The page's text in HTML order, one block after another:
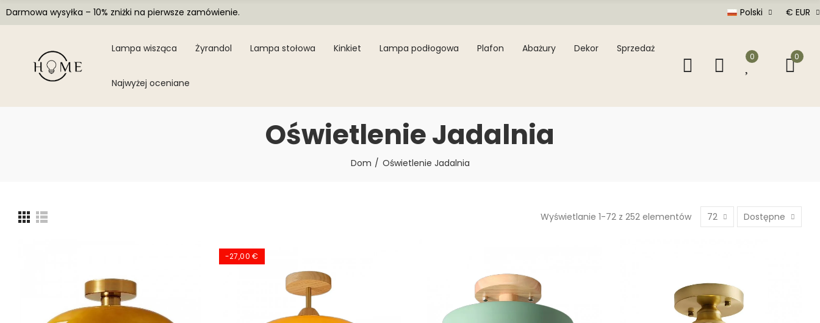
Darmowa wysyłka – 10% zniżki na pierwsze zamówienie. Polski € EUR
Lampa wisząca Żyrandol Lampa stołowa Kinkiet Lampa podłogowa Plafon Abażury Dekor Sprzedaż
Najwyżej oceniane
0 0
Oświetlenie Jadalnia
Dom Oświetlenie Jadalnia
Wyświetlanie 1-72 z 252 elementów 72 Dostępne
-27,00 €